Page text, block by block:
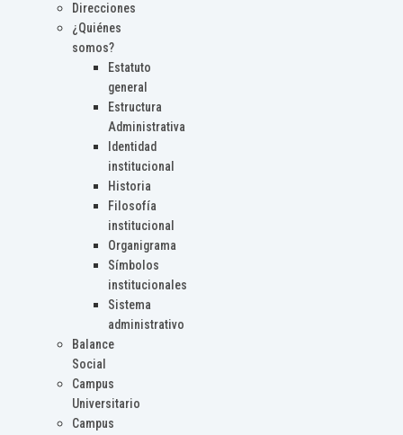
Direcciones
¿Quiénes
somos?
Estatuto
general
Estructura
Administrativa
Identidad
institucional
Historia
Filosofía
institucional
Organigrama
Símbolos
institucionales
Sistema
administrativo
Balance
Social
Campus
Universitario
Campus